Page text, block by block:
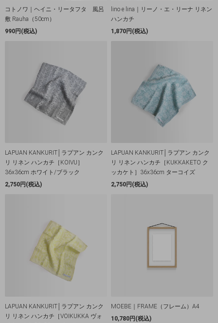
コトノワ｜ヘイニ・リータフタ 風呂
敷 Rauha（50cm）
990円(税込)
lino e lina｜リーノ・エ・リーナ リネン
ハンカチ
1,870円(税込)
LAPUAN KANKURIT│ラプアン カンク
リ リネン ハンカチ［KOIVU］
36x36cm ホワイト/ブラック
2,750円(税込)
LAPUAN KANKURIT│ラプアン カンク
リ リネン ハンカチ［KUKKAKETO ク
ッカケト］36x36cm ターコイズ
2,750円(税込)
LAPUAN KANKURIT│ラプアン カンク
リ リネン ハンカチ［VOIKUKKA ヴォ
MOEBE｜FRAME（フレーム）A4
10,780円(税込)